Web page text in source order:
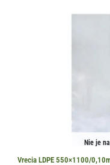
Nie je
Vrecia LDPE 550×1100/